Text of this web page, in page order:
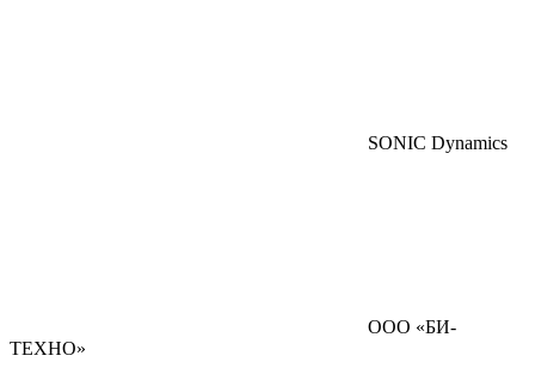
SONIC Dynamics
ООО «БИ-
ТЕХНО»